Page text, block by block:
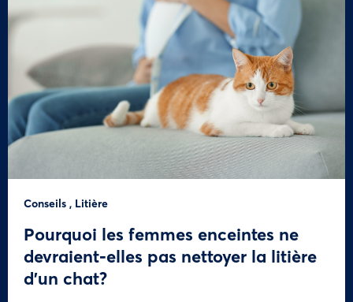
Conseils , Litière
Pourquoi les femmes enceintes ne
devraient-elles pas nettoyer la litière
d’un chat?